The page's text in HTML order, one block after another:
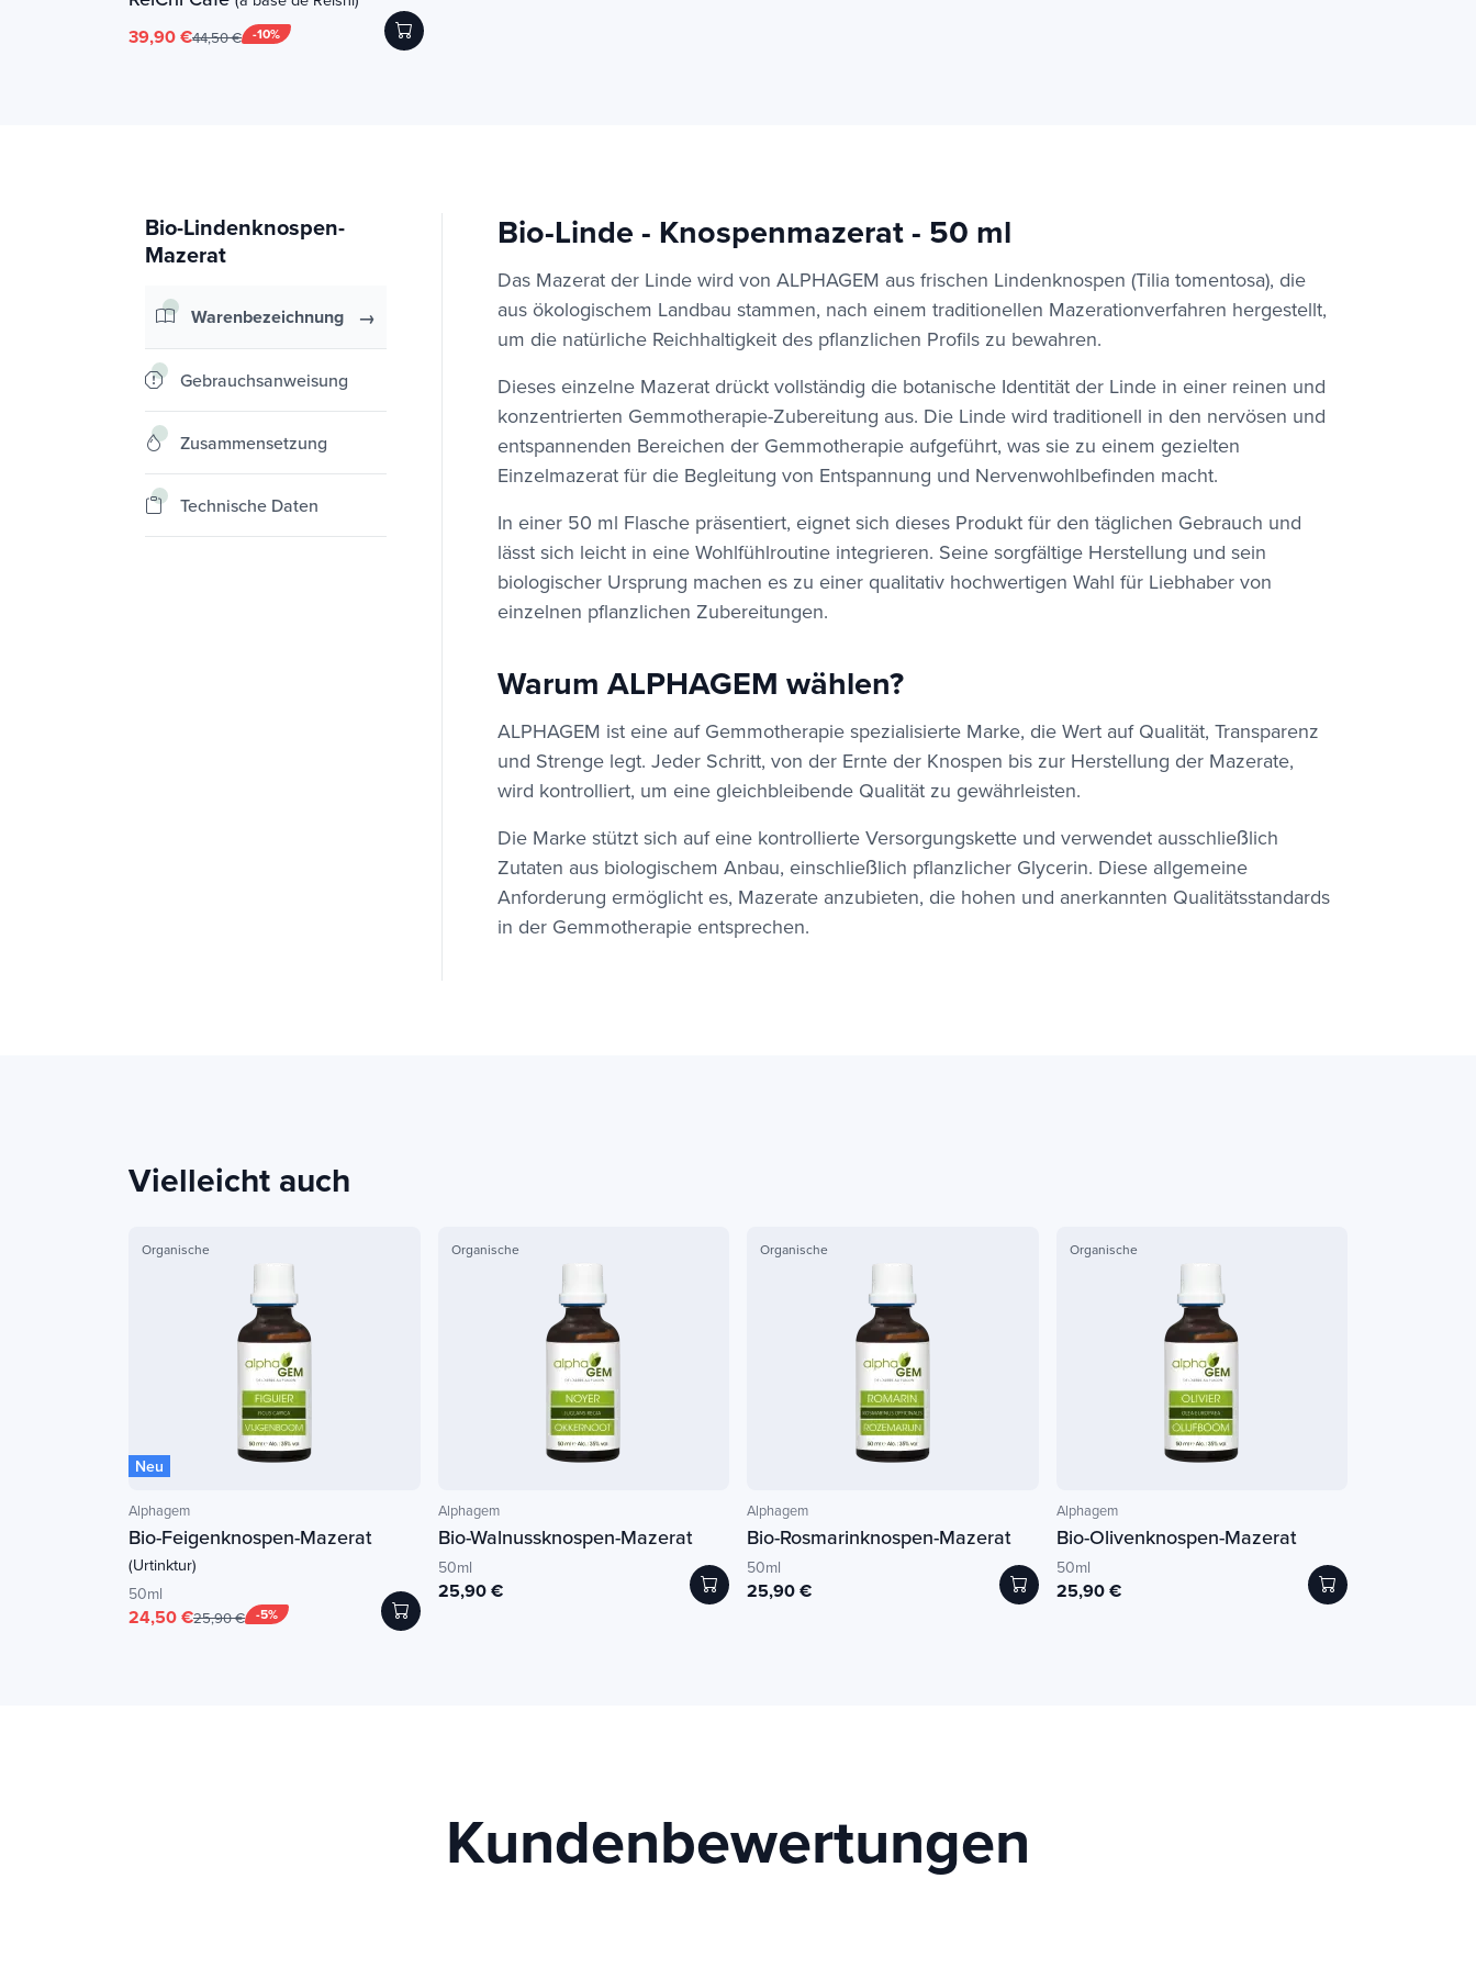
-10%
39,90 €44,50 €
Bio-Lindenknospen-
Mazerat
Warenbezeichnung
Gebrauchsanweisung
Zusammensetzung
Technische Daten
Bio-Linde - Knospenmazerat - 50 ml
Das Mazerat der Linde wird von ALPHAGEM aus frischen Lindenknospen (Tilia tomentosa), die
aus ökologischem Landbau stammen, nach einem traditionellen Mazerationverfahren hergestellt,
um die natürliche Reichhaltigkeit des pflanzlichen Profils zu bewahren.
Dieses einzelne Mazerat drückt vollständig die botanische Identität der Linde in einer reinen und
konzentrierten Gemmotherapie-Zubereitung aus. Die Linde wird traditionell in den nervösen und
entspannenden Bereichen der Gemmotherapie aufgeführt, was sie zu einem gezielten
Einzelmazerat für die Begleitung von Entspannung und Nervenwohlbefinden macht.
In einer 50 ml Flasche präsentiert, eignet sich dieses Produkt für den täglichen Gebrauch und
lässt sich leicht in eine Wohlfühlroutine integrieren. Seine sorgfältige Herstellung und sein
biologischer Ursprung machen es zu einer qualitativ hochwertigen Wahl für Liebhaber von
einzelnen pflanzlichen Zubereitungen.
Warum ALPHAGEM wählen?
ALPHAGEM ist eine auf Gemmotherapie spezialisierte Marke, die Wert auf Qualität, Transparenz
und Strenge legt. Jeder Schritt, von der Ernte der Knospen bis zur Herstellung der Mazerate,
wird kontrolliert, um eine gleichbleibende Qualität zu gewährleisten.
Die Marke stützt sich auf eine kontrollierte Versorgungskette und verwendet ausschließlich
Zutaten aus biologischem Anbau, einschließlich pflanzlicher Glycerin. Diese allgemeine
Anforderung ermöglicht es, Mazerate anzubieten, die hohen und anerkannten Qualitätsstandards
in der Gemmotherapie entsprechen.
Vielleicht auch
Organische
Neu
Alphagem
Bio-Feigenknospen-Mazerat
(Urtinktur)
50ml
-5%
24,50 €25,90 €
Organische
Alphagem
Bio-Walnussknospen-Mazerat
50ml
25,90 €
Organische
Alphagem
Bio-Rosmarinknospen-Mazerat
50ml
25,90 €
Organische
Alphagem
Bio-Olivenknospen-Mazerat
50ml
25,90 €
Kundenbewertungen